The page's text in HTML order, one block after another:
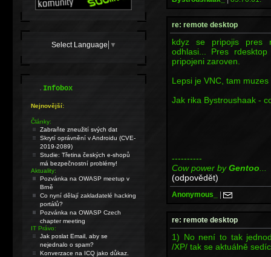
re: remote desktop
kdyz se pripojis pres
odhlasi... Pres
pripojeni zaroven.
Lepsi je VNC, tam
Jak rika Bystroushaak -
----------
Cow power byGentoo
(odpovědět)
Anonymous_ |
re: remote desktop
1) No není to tak
/XP/ tak se aktuálně
Select Language ▼
.Infobox
Nejnovější:
Články:
Zabraňte zneužití svých dat
Skrytí oprávnění v Androidu (CVE-
2019-2089)
Studie: Třetina českých e-shopů
má bezpečnostní problémy!
Aktuality:
Pozvánka na OWASP meetup v
Brně
Co nyní dělají zakladatelé hacking
portálů?
Pozvánka na OWASP Czech
chapter meeting
IT Právo:
Jak poslat Email, aby se
nejednalo o spam?
Konverzace na ICQ jako důkaz.